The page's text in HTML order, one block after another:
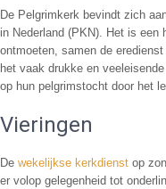
De Pelgrimkerk bevindt zich
in Nederland (PKN). Het is
ontmoeten, samen de
het vaak drukke en
op hun pelgrimstocht door het
Vieringen
De wekelijkse kerkdienst op
er volop gelegenheid tot